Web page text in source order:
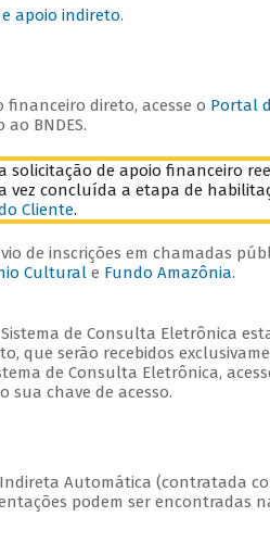
apoio indireto.
direto, acesse o Portal
BNDES.
solicitação de apoio financeiro
vez concluída a etapa de
Cliente.
de inscrições em chamadas
Culturale Fundo Amazônia.
de Consulta Eletrônica
que serão recebidos
de Consulta Eletrônica,
sua chave de acesso.
Automática (contratada
podem ser encontradas